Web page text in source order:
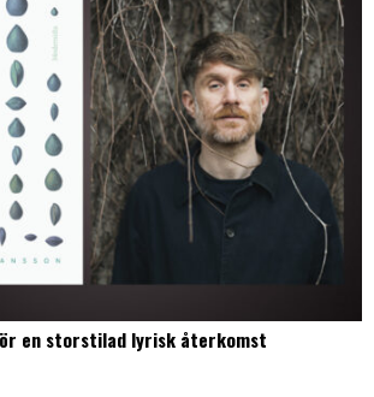
en storstilad lyrisk återkomst